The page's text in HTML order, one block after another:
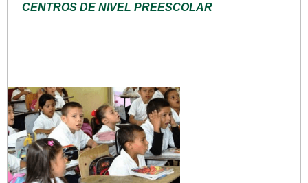
CENTROS DE NIVEL PREESCOLAR